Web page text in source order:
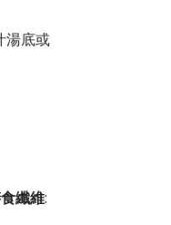
湯底或
纖維: